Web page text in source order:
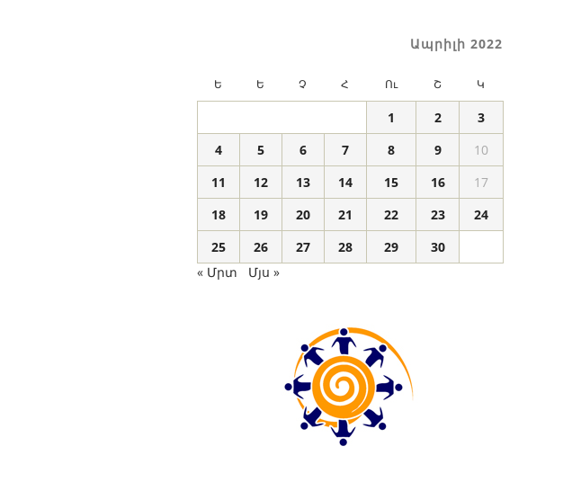
Ապրիլի 2022
Ե Ե Չ Հ Ու Շ Կ
1 2
3
4
5 6 7 8 9
10
11
12 13 14 15 16
17
18
19 20 21 22 23
24
25
26 27 28 29
30
« Մրտ
Մյս »